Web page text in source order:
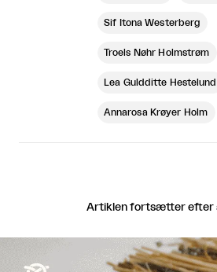
Sif Itona Westerberg
Troels Nøhr Holmstrøm
Lea Guldditte Hestelund
Annarosa Krøyer Holm
Artiklen fortsætter efter